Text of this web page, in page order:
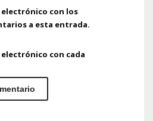
con los
a esta entrada.
con cada